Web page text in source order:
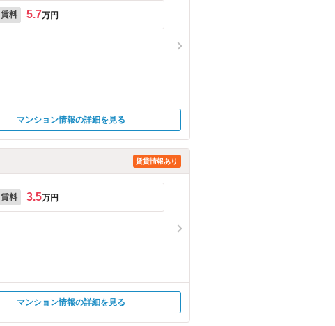
賃料 5.7万円
マンション情報の詳細を見る
賃貸情報あり
賃料 3.5万円
マンション情報の詳細を見る